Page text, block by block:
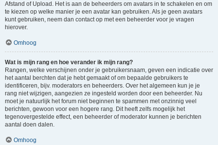
Afstand of Upload. Het is aan de beheerders om avatars in te schakelen en om
te kiezen op welke manier je een avatar kan gebruiken. Als je geen avatars
kunt gebruiken, neem dan contact op met een beheerder voor je vragen
hierover.
Omhoog
Wat is mijn rang en hoe verander ik mijn rang?
Rangen, welke verschijnen onder je gebruikersnaam, geven een indicatie over
het aantal berchten dat je hebt gemaakt of om bepaalde gebruikers te
identificeren, bijv. moderators en beheerders. Over het algemeen kun je je
rang niet wijzigen, aangezien ze ingesteld worden door een beheerder. Nu
moet je natuurlijk het forum niet beginnen te spammen met onzinnig veel
berichten, gewoon voor een hogere rang. Dit heeft zelfs mogelijk het
tegenovergestelde effect, een beheerder of moderator kunnen je berichten
aantal doen dalen.
Omhoog